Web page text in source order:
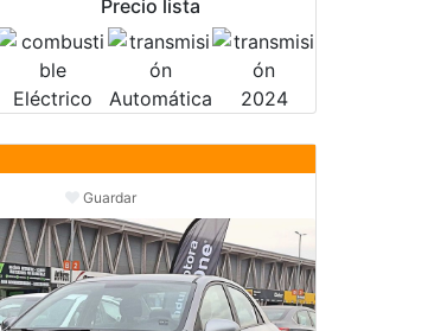
Precio lista
Eléctrico
Automática 2024
Guardar